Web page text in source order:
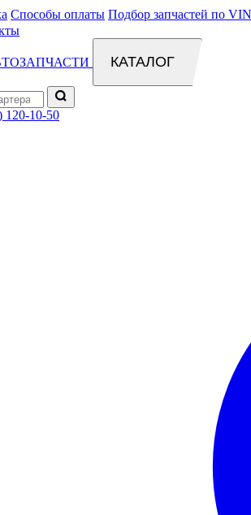
Способы оплаты Подбор запчастей по
КАТАЛОГ
120-10-50